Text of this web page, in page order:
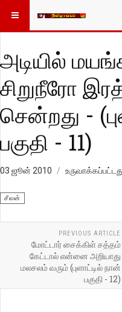
அடியில்
சிறுநீரோ
சென்றது -
பகுதி - 11)
03 ஜூன் 2010
சீலன்
PREVIOUS ARTICLE
மோட்டார் சைக்கிள் சத்தம்
கேட்டால் என்னை அறியாது
மலசலம் வரும் (புளாட்டில் நான்
பகுதி - 12)